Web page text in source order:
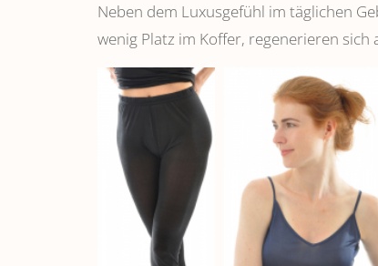
Neben dem Luxusgefühl im täglichen
wenig Platz im Koffer, regenerieren